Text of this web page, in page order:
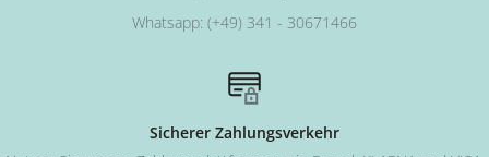
Whatsapp: (+49) 341 - 30671466
Sicherer Zahlungsverkehr